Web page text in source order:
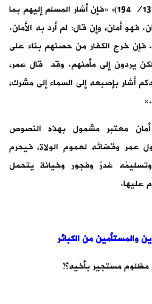
قال ابن قدامة في «المغني» (13/ 194): «فإن أشار المسلم إليهم بما
فهو أمان، وإن قال: لم أرد به الأمان.
فإن خرج الكفار من حصنهم بناء على
يردون إلى مأمنهم. وقد قال عمر،
أشار بإصبعه إلى السماء إلى مشرك،
أمان معتبر مشمول بهذه النصوص
عمر وقضائه لعموم الولاة، فيحرم
وتسليمُه غدرٌ وفجور وخيانة يتحمل
عليها.
مستجير بأخيه؟!